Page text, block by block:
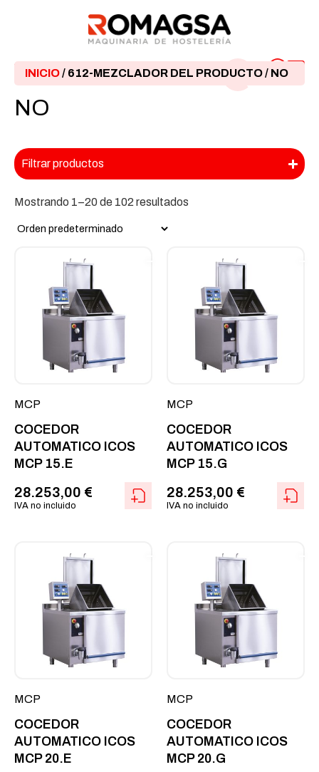
INICIO/ 612-MEZCLADOR DEL PRODUCTO / NO
NO
Filtrar productos
Mostrando 1–20 de 102 resultados
MCP
COCEDOR
AUTOMATICO ICOS
MCP 15.E
28.253,00 €
IVA no incluido
MCP
COCEDOR
AUTOMATICO ICOS
MCP 15.G
28.253,00 €
IVA no incluido
MCP
COCEDOR
AUTOMATICO ICOS
MCP 20.E
MCP
COCEDOR
AUTOMATICO ICOS
MCP 20.G